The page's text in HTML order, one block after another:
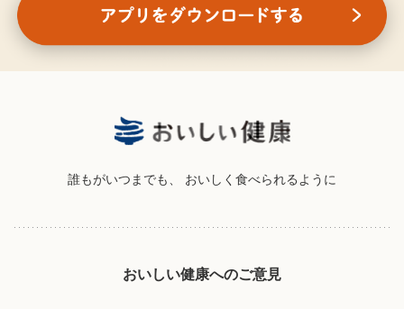
誰もがいつまでも、 おいしく食べられるように
おいしい健康へのご意見